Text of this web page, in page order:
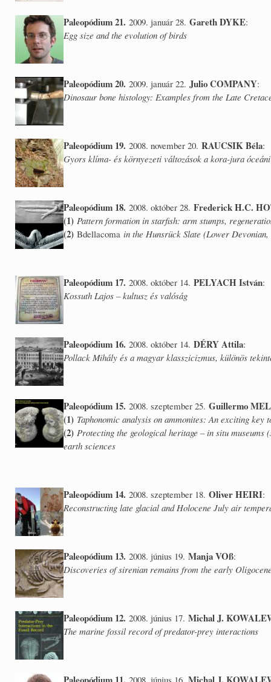
Paleopódium 21. 2009. január 28. Gareth DYKE:
Egg size and the evolution of birds
Paleopódium 20. 2009. január 22. Julio COMPANY:
Dinosaur bone histology: Examples from the Late
Paleopódium 19. 2008. november 20. RAUCSIK Béla:
Gyors klíma- és környezeti változások a kora-jura
Paleopódium 18. 2008. október 28. Frederick H.C.
(1) Pattern formation in starfish: arm stumps,
(2) Bdellacoma in the Hunsrück Slate (Lower
Paleopódium 17. 2008. október 14. PELYACH István:
Kossuth Lajos – kultusz és valóság
Paleopódium 16. 2008. október 14. DÉRY Attila:
Pollack Mihály és a magyar klasszicizmus, különös
Paleopódium 15. 2008. szeptember 25. Guillermo
(1) Taphonomic analysis on ammonites: An exciting key
(2) Protecting the geological heritage – in situ
earth sciences
Paleopódium 14. 2008. szeptember 18. Oliver HEIRI:
Reconstructing late glacial and Holocene July air
Paleopódium 13. 2008. június 19. Manja VOß:
Discoveries of sirenian remains from the early
Paleopódium 12. 2008. június 17. Michal J.
The marine fossil record of predator-prey interactions
2008. június 16.